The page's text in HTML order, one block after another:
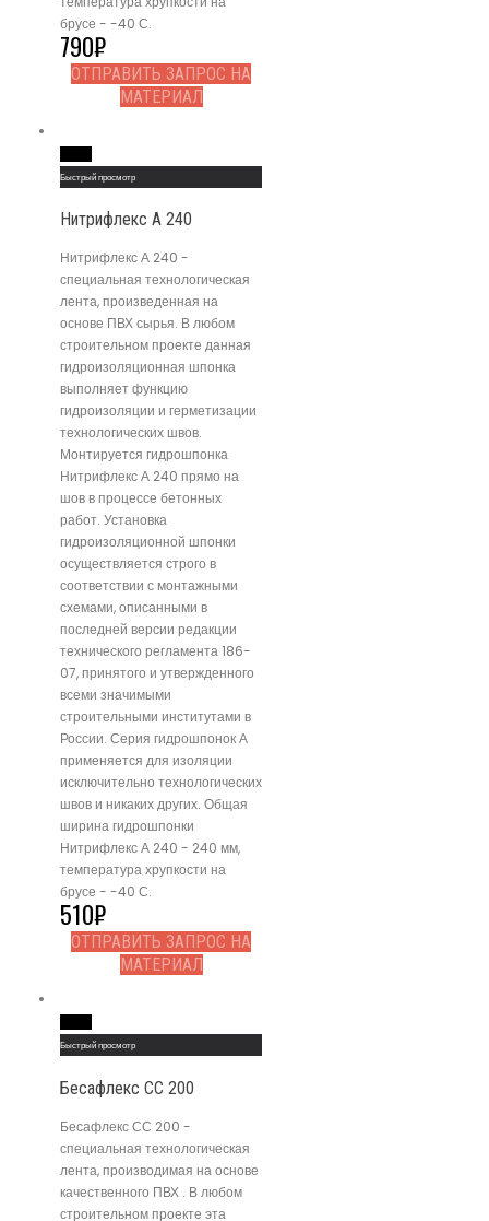
брусе - -40 С.
790₽
ОТПРАВИТЬ ЗАПРОС НА
МАТЕРИАЛ
Быстрый просмотр
Нитрифлекс А 240
Нитрифлекс А 240 -
специальная технологическая
лента, произведенная на
основе ПВХ сырья. В любом
строительном проекте данная
гидроизоляционная шпонка
выполняет функцию
гидроизоляции и герметизации
технологических швов.
Монтируется гидрошпонка
Нитрифлекс А 240 прямо на
шов в процессе бетонных
работ. Установка
гидроизоляционной шпонки
осуществляется строго в
соответствии с монтажными
схемами, описанными в
последней версии редакции
технического регламента 186-
07, принятого и утвержденного
всеми значимыми
строительными институтами в
России. Серия гидрошпонок А
применяется для изоляции
исключительно технологических
швов и никаких других. Общая
ширина гидрошпонки
Нитрифлекс А 240 - 240 мм,
температура хрупкости на
брусе - -40 С.
510₽
ОТПРАВИТЬ ЗАПРОС НА
МАТЕРИАЛ
Быстрый просмотр
Бесафлекс СС 200
Бесафлекс СС 200 -
специальная технологическая
лента, производимая на основе
качественного ПВХ . В любом
строительном проекте эта